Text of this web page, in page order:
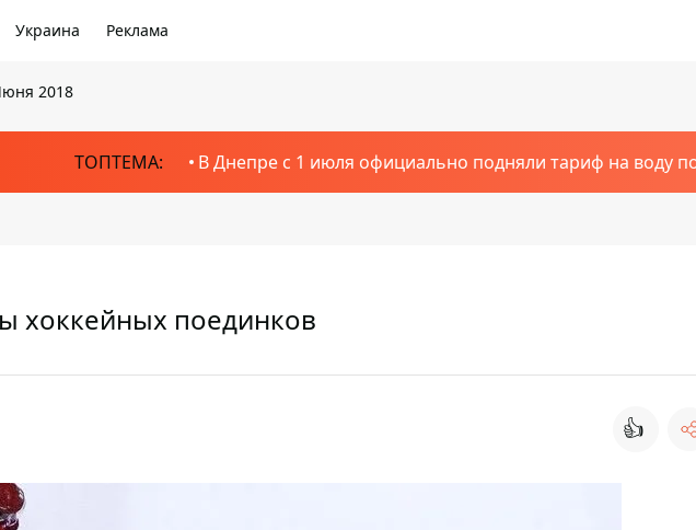
Украина Реклама
2018
ТОПТЕМА: В Днепре с 1 июля официально подняли тариф на воду
хоккейных поединков
👍